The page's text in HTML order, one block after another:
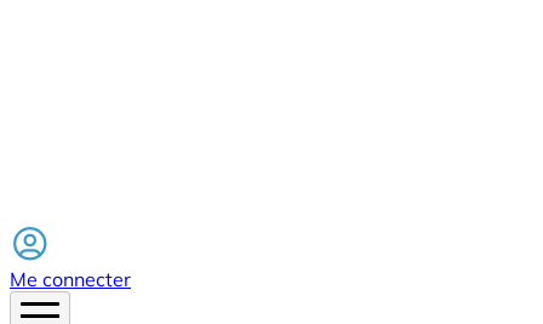
Me connecter